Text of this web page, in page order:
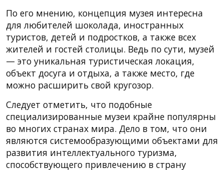
По его мнению, концепция музея интересна
для любителей шоколада, иностранных
туристов, детей и подростков, а также всех
жителей и гостей столицы. Ведь по сути, музей
— это уникальная туристическая локация,
объект досуга и отдыха, а также место, где
можно расширить свой кругозор.
Следует отметить, что подобные
специализированные музеи крайне популярны
во многих странах мира. Дело в том, что они
являются системообразующими объектами для
развития интеллектуального туризма,
способствующего привлечению в страну